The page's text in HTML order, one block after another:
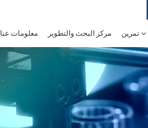
معلومات عنا مركز البحث والتطوير تمرين